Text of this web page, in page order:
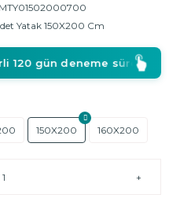
Yatak 150X200 Cm
120 gün deneme süresi!
150X200 160X200
+